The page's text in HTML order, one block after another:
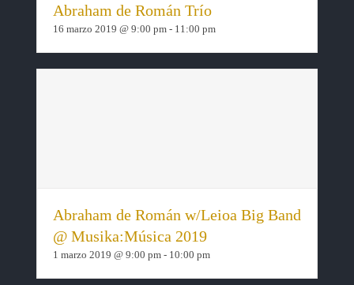
Abraham de Román Trío
16 marzo 2019 @ 9:00 pm- 11:00 pm
Abraham de Román w/Leioa Big Band
@ Musika:Música 2019
1 marzo 2019 @ 9:00 pm- 10:00 pm